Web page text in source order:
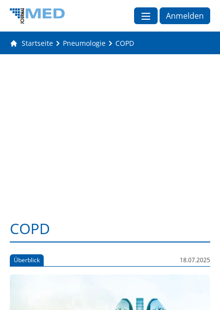
Anmelden
Startseite Pneumologie COPD
COPD
Überblick 18.07.2025